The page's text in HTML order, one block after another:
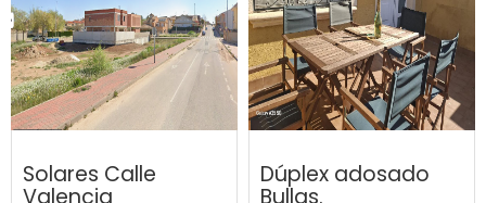
Solares Calle
Valencia
Dúplex adosado
Bullas.